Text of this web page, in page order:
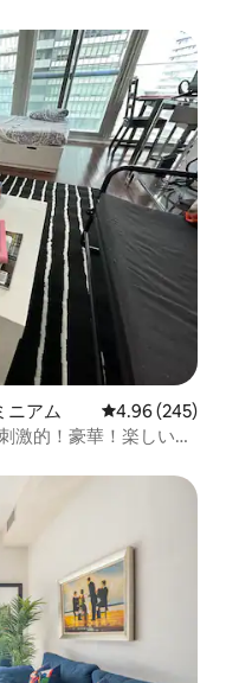
ニアム レビュー245
4.96 (245)
激的！豪華！楽しい！